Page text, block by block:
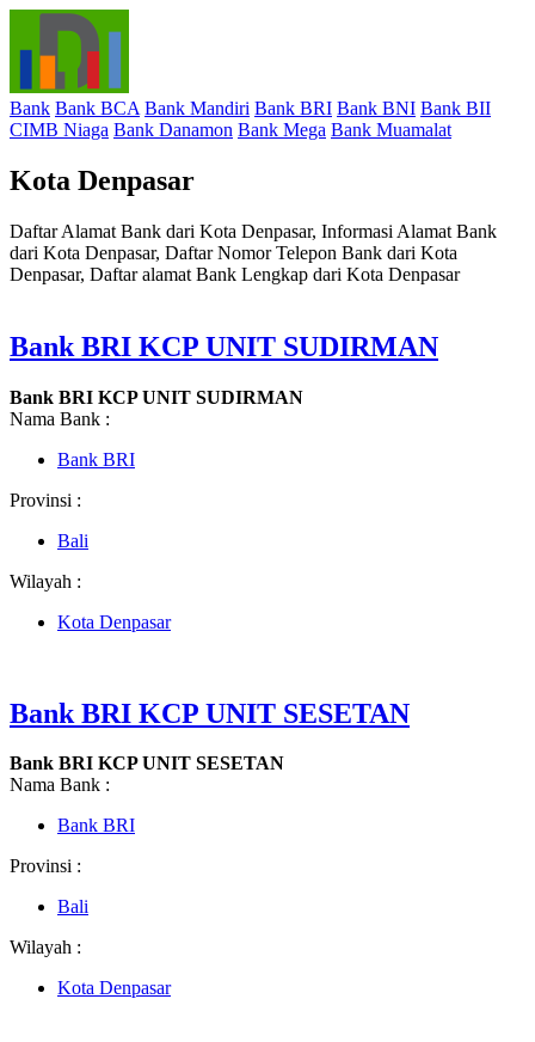
Bank Bank BCA Bank Mandiri Bank BRI Bank BNI Bank BII
CIMB Niaga Bank Danamon Bank Mega Bank Muamalat
Kota Denpasar
Daftar Alamat Bank dari Kota Denpasar, Informasi Alamat Bank
dari Kota Denpasar, Daftar Nomor Telepon Bank dari Kota
Denpasar, Daftar alamat Bank Lengkap dari Kota Denpasar
Bank BRI KCP UNIT SUDIRMAN
Bank BRI KCP UNIT SUDIRMAN
Nama Bank :
Bank BRI
Provinsi :
Bali
Wilayah :
Kota Denpasar
Bank BRI KCP UNIT SESETAN
Bank BRI KCP UNIT SESETAN
Nama Bank :
Bank BRI
Provinsi :
Bali
Wilayah :
Kota Denpasar